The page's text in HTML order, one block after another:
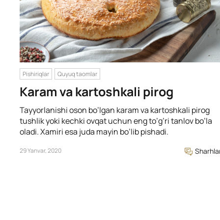
Pishiriqlar Quyuq taomlar
Karam va kartoshkali pirog
Tayyorlanishi oson bo’lgan karam va kartoshkali pirog
tushlik yoki kechki ovqat uchun eng to’g’ri tanlov bo’la
oladi. Xamiri esa juda mayin bo’lib pishadi.
29 Yanvar, 2020